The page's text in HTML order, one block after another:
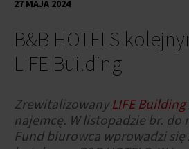
B&B HOTELS
LIFE Building
27 MAJA 2024
ZrewitalizowanyLIFE Building
najemcę. W listopadzie br. do
Fund biurowca wprowadzi się